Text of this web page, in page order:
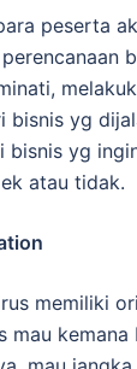
peserta
bisnis yg
bisnis yg
atau tidak.
memiliki
mau